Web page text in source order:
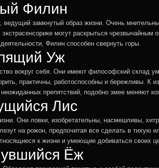
Филин
замкнутый образ жизни. Очень
могут раскрыться чрезвычайным
Филин способен свернуть горы.
Уж
вокруг себя. Они имеют философский склад
практичны, работоспособны и бережливы. К
неожиданных препятствий, подобно змее меняют
Лис
Они ловки, изобретательны, насмешливы,
на рожон, предпочитая все сделать в тихую
к жизни и умеющие добиваться своих
Ёж